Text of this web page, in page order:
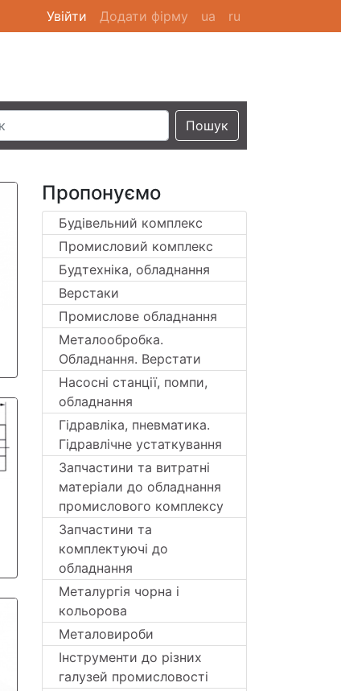
Увійти (current)
Додати фірму ua ru
Пошук
Пропонуємо
Будівельний комплекс
Промисловий комплекс
Будтехніка, обладнання
Верстаки
Промислове обладнання
Металообробка.
Обладнання. Верстати
Насосні станції, помпи,
обладнання
Гідравліка, пневматика.
Гідравлічне устаткування
Запчастини та витратні
матеріали до обладнання
промислового комплексу
Запчастини та
комплектуючі до
обладнання
Металургія чорна і
кольорова
Металовироби
Інструменти до різних
галузей промисловості